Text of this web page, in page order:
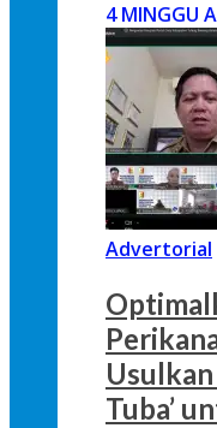
4 MINGGU
Advertorial
Tuba’